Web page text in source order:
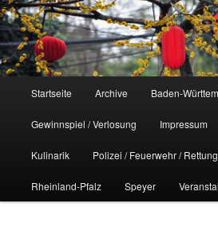
Startseite Archive Baden-
Gewinnspiel / Verlosung Impressum
Kulinarik Polizei / Feuerwehr /
Rheinland-Pfalz Speyer